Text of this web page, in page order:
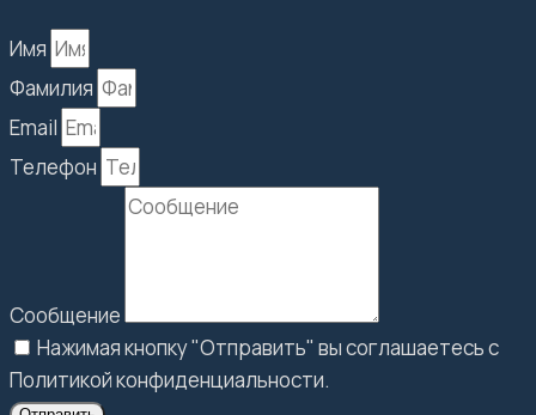
Имя
Фамилия
Email
Телефон
Сообщение
Нажимая кнопку "Отправить" вы соглашаетесь с
Политикой конфиденциальности.